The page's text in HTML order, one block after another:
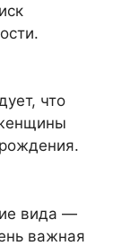
что
вида —
важная